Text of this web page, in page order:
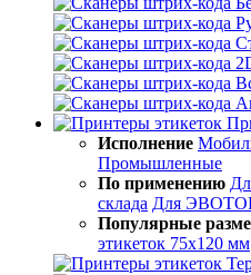
Исполнение
Промышленные
По применению
склада Для
Популярные
этикеток 75х120 мм